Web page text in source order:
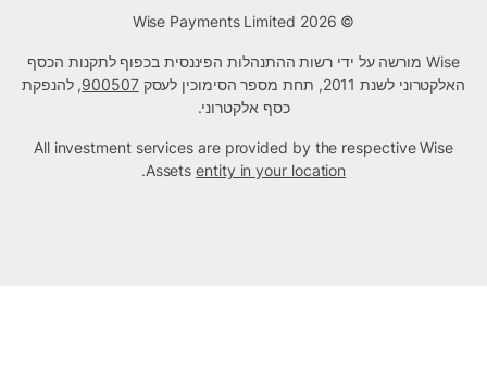
Wise מורשה על ידי רשות ההתנהלות הפיננסית בכפוף לתקנות הכסף
האלקטרוני לשנת 2011, תחת מספר הסימוכין לעסק
900507, להנפקת
כסף אלקטרוני.
All investment services are provided by the respective Wise
Assetsentity in your location
.